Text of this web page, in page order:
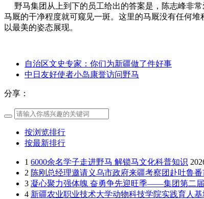
野马集团从上到下的员工给出的答案是，陈志峰非
马厩的干净程度就可窥见一斑。这里的马厩没有任何
以最美的姿态展现。
自治区文史专家：你们为新疆做了件好事
中日友好使者小岛康誉访问野马
分享：
按浏览排行
按最新排行
1 6000余名学子走进野马 解锁马文化科普知识
2 陈刚总经理邀请义乌市政府来疆考察团赴吐鲁
3 凝心聚力强体魄 奋勇争先迎旺季——集团第二
4 新疆农业职业技术大学动物科技学院实践育人